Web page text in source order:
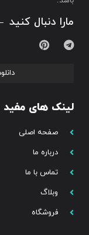
مارا دنبال کنید
لینک های مفید
صفحه اصلی
درباره ما
تماس با ما
وبلاگ
فروشگاه